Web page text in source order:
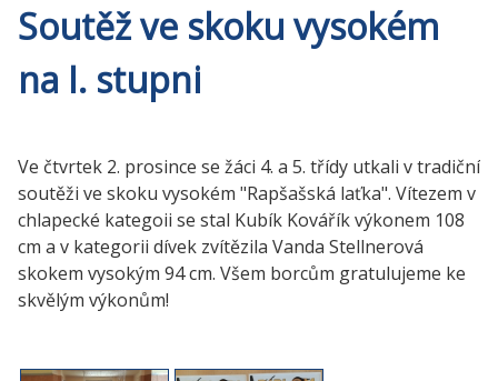
Soutěž ve skoku vysokém
na I. stupni
Ve čtvrtek 2. prosince se žáci 4. a 5. třídy utkali v tradiční
soutěži ve skoku vysokém "Rapšašská laťka". Vítezem v
chlapecké kategoii se stal Kubík Kovářík výkonem 108
cm a v kategorii dívek zvítězila Vanda Stellnerová
skokem vysokým 94 cm. Všem borcům gratulujeme ke
skvělým výkonům!